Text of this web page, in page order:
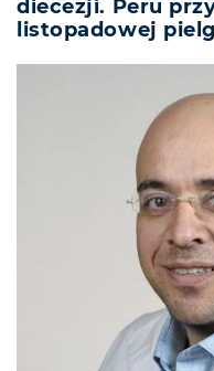
diecezji. Peru
listopadowej